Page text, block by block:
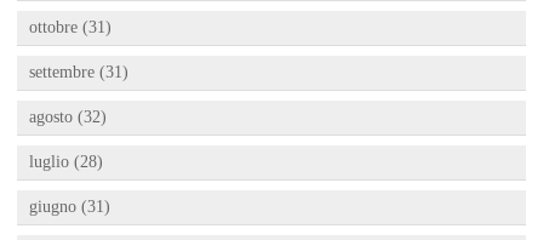
ottobre (31)
settembre (31)
agosto (32)
luglio (28)
giugno (31)